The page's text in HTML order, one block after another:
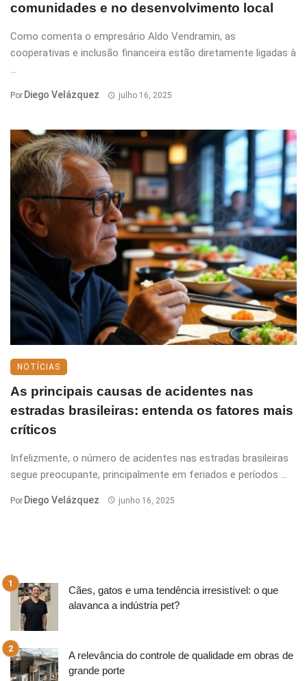
comunidades e no desenvolvimento local
Como comenta o empresário Aldo Vendramin, as
cooperativas e inclusão financeira estão diretamente ligadas à
...
Por Diego Velázquez julho 16, 2025
NOTÍCIAS
As principais causas de acidentes nas
estradas brasileiras: entenda os fatores mais
críticos
Infelizmente, o número de acidentes nas estradas brasileiras
segue preocupante, principalmente em feriados e períodos ...
Por Diego Velázquez junho 16, 2025
Cães, gatos e uma tendência irresistível: o que
alavanca a indústria pet?
A relevância do controle de qualidade em obras de
grande porte